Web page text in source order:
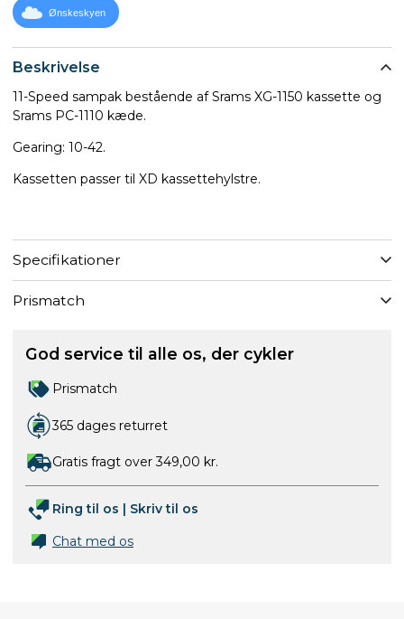
Beskrivelse
11-Speed sampak bestående af Srams XG-1150 kassette og
Srams PC-1110 kæde.
Gearing: 10-42.
Kassetten passer til XD kassettehylstre.
Specifikationer
Prismatch
Ønskeskyen
God service til alle os, der cykler
Prismatch
365 dages returret
Gratis fragt over 349,00 kr.
Ring til os | Skriv til os
Chat med os